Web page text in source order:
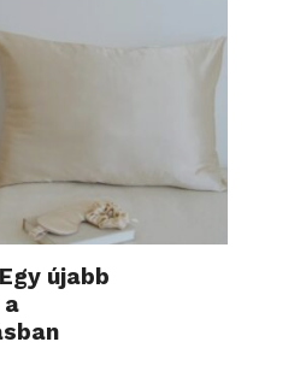
újabb